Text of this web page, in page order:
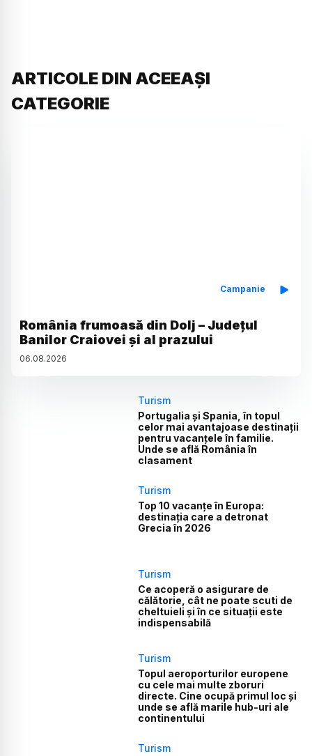
ARTICOLE DIN ACEEAȘI
CATEGORIE
Campanie
România frumoasă din Dolj – Județul
Banilor Craiovei și al prazului
06.08.2026
Turism
Portugalia și Spania, în topul
celor mai avantajoase destinații
pentru vacanțele în familie.
Unde se află România în
clasament
Turism
Top 10 vacanțe în Europa:
destinația care a detronat
Grecia în 2026
Turism
Ce acoperă o asigurare de
călătorie, cât ne poate scuti de
cheltuieli și în ce situații este
indispensabilă
Turism
Topul aeroporturilor europene
cu cele mai multe zboruri
directe. Cine ocupă primul loc și
unde se află marile hub-uri ale
continentului
Turism